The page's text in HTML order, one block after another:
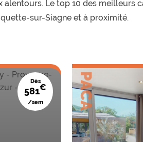
alentours. Le top 10 des meilleurs
sur-Siagne et à proximité.
Dès
581€
/sem PACA